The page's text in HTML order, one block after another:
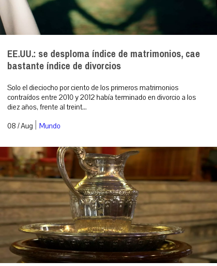
EE.UU.: se desploma índice de matrimonios, cae
bastante índice de divorcios
Solo el dieciocho por ciento de los primeros matrimonios
contraídos entre 2010 y 2012 había terminado en divorcio a los
diez años, frente al treint...
08 / Aug | Mundo